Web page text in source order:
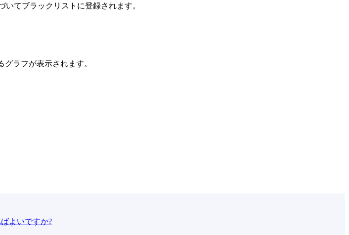
てブラックリストに登録されます。
ラフが表示されます。
よいですか?